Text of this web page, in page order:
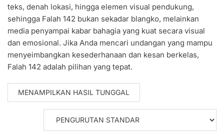
teks, denah lokasi, hingga elemen visual pendukung,
sehingga Falah 142 bukan sekadar blangko, melainkan
media penyampai kabar bahagia yang kuat secara visual
dan emosional. Jika Anda mencari undangan yang mampu
menyeimbangkan kesederhanaan dan kesan berkelas,
Falah 142 adalah pilihan yang tepat.
MENAMPILKAN HASIL TUNGGAL